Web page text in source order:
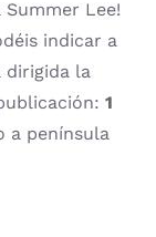
Lee!
indicar a
dirigida la
1
a península